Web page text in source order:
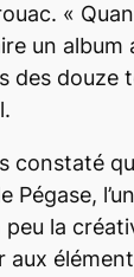
«
un
des douze
constaté
Pégase,
la
aux